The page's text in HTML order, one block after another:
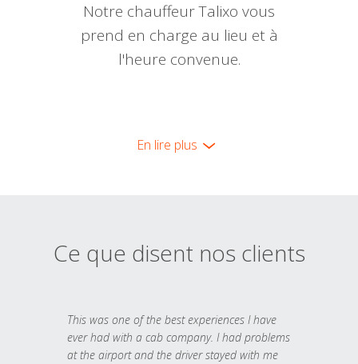
Notre chauffeur Talixo vous
prend en charge au lieu et à
l'heure convenue.
En lire plus
Ce que disent nos clients
This was one of the best experiences I have
ever had with a cab company. I had problems
at the airport and the driver stayed with me